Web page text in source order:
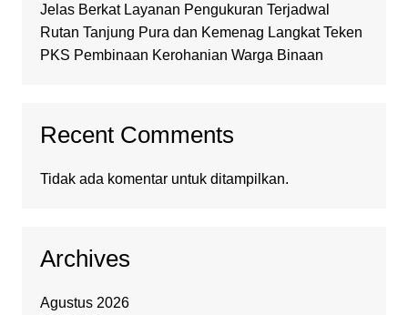
Jelas Berkat Layanan Pengukuran Terjadwal
Rutan Tanjung Pura dan Kemenag Langkat Teken
PKS Pembinaan Kerohanian Warga Binaan
Recent Comments
Tidak ada komentar untuk ditampilkan.
Archives
Agustus 2026